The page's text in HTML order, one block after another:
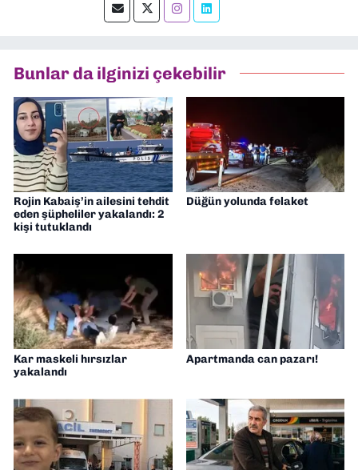
okumayı severim.
Bunlar da ilginizi çekebilir
Rojin Kabaiş’in ailesini tehdit
eden şüpheliler yakalandı: 2
kişi tutuklandı
Düğün yolunda felaket
Kar maskeli hırsızlar
yakalandı
Apartmanda can pazarı!